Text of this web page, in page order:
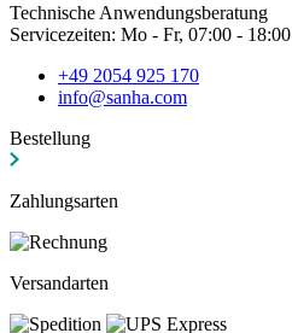
Technische Anwendungsberatung
Servicezeiten: Mo - Fr, 07:00 - 18:00
+49 2054 925 170
info@sanha.com
Bestellung
Zahlungsarten
Versandarten